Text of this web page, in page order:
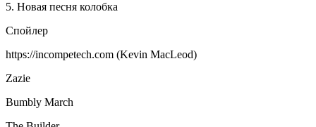
5. Новая песня колобка
Спойлер
https://incompetech.com (Kevin MacLeod)
Zazie
Bumbly March